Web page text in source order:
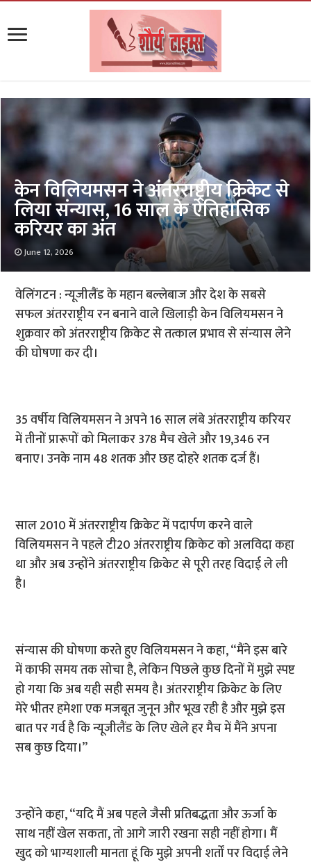
केन विलियमसन ने अंतरराष्ट्रीय क्रिकेट से
लिया संन्यास, 16 साल के ऐतिहासिक
करियर का अंत
June 12, 2026
वेलिंगटन : न्यूजीलैंड के महान बल्लेबाज और देश के सबसे
सफल अंतरराष्ट्रीय रन बनाने वाले खिलाड़ी केन विलियमसन ने
शुक्रवार को अंतरराष्ट्रीय क्रिकेट से तत्काल प्रभाव से संन्यास लेने
की घोषणा कर दी।
35 वर्षीय विलियमसन ने अपने 16 साल लंबे अंतरराष्ट्रीय करियर
में तीनों प्रारूपों को मिलाकर 378 मैच खेले और 19,346 रन
बनाए। उनके नाम 48 शतक और छह दोहरे शतक दर्ज हैं।
साल 2010 में अंतरराष्ट्रीय क्रिकेट में पदार्पण करने वाले
विलियमसन ने पहले टी20 अंतरराष्ट्रीय क्रिकेट को अलविदा कहा
था और अब उन्होंने अंतरराष्ट्रीय क्रिकेट से पूरी तरह विदाई ले ली
है।
संन्यास की घोषणा करते हुए विलियमसन ने कहा, “मैंने इस बारे
में काफी समय तक सोचा है, लेकिन पिछले कुछ दिनों में मुझे स्पष्ट
हो गया कि अब यही सही समय है। अंतरराष्ट्रीय क्रिकेट के लिए
मेरे भीतर हमेशा एक मजबूत जुनून और भूख रही है और मुझे इस
बात पर गर्व है कि न्यूजीलैंड के लिए खेले हर मैच में मैंने अपना
सब कुछ दिया।”
उन्होंने कहा, “यदि मैं अब पहले जैसी प्रतिबद्धता और ऊर्जा के
साथ नहीं खेल सकता, तो आगे जारी रखना सही नहीं होगा। मैं
खुद को भाग्यशाली मानता हूं कि मुझे अपनी शर्तों पर विदाई लेने